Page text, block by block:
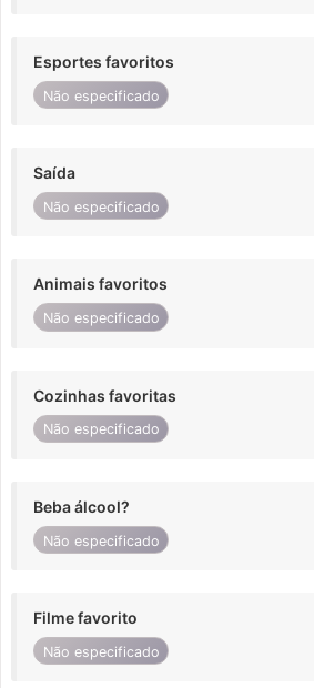
Esportes favoritos
Não especificado
Saída
Não especificado
Animais favoritos
Não especificado
Cozinhas favoritas
Não especificado
Beba álcool?
Não especificado
Filme favorito
Não especificado